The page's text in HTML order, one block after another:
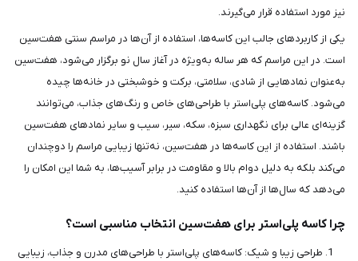
نیز مورد استفاده قرار می‌گیرند.
یکی از کاربردهای جالب این کاسه‌ها، استفاده از آن‌ها در مراسم سنتی هفت‌سین
است. در این مراسم که هر ساله به‌ویژه در آغاز سال نو برگزار می‌شود، هفت‌سین
به‌عنوان نمادهایی از شادی، سلامتی، برکت و خوشبختی در خانه‌ها چیده
می‌شود. کاسه‌های پلی‌استر با طراحی‌های خاص و رنگ‌های جذاب، می‌توانند
گزینه‌ای عالی برای نگهداری سبزه، سکه، سیر، سیب و سایر نمادهای هفت‌سین
باشند. استفاده از این کاسه‌ها در هفت‌سین، نه‌تنها زیبایی مراسم را دوچندان
می‌کند بلکه به دلیل دوام بالا و مقاومت در برابر آسیب‌ها، به شما این امکان را
می‌دهد که سال‌ها از آن‌ها استفاده کنید.
چرا کاسه پلی‌استر برای هفت‌سین انتخاب مناسبی است؟
طراحی زیبا و شیک: کاسه‌های پلی‌استر با طراحی‌های مدرن و جذاب، زیبایی